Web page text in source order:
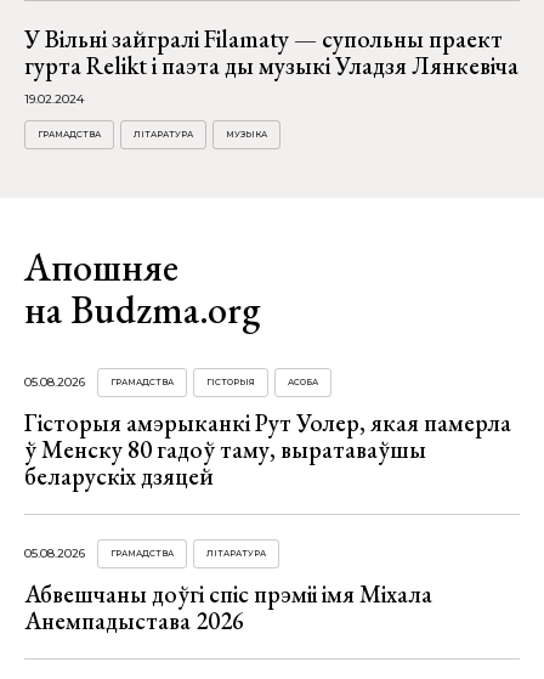
У Вільні зайгралі Filamaty — супольны праект
гурта Relikt i паэта ды музыкі Уладзя Лянкевіча
19.02.2024
ГРАМАДСТВА ЛІТАРАТУРА МУЗЫКА
Апошняе
на Budzma.org
05.08.2026 ГРАМАДСТВА ГІСТОРЫЯ АСОБА
Гісторыя амэрыканкі Рут Уолер, якая памерла
ў Менску 80 гадоў таму, выратаваўшы
беларускіх дзяцей
05.08.2026 ГРАМАДСТВА ЛІТАРАТУРА
Абвешчаны доўгі спіс прэміі імя Міхала
Анемпадыстава 2026